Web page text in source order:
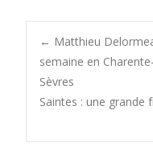
Post
← Matthieu
semaine en
Sèvres
Saintes : une grande